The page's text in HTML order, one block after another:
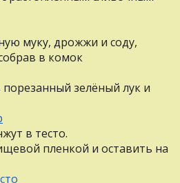
муку, дрожжи и соду,
в комок
зелёный лук и
в тесто.
пленкой и оставить на